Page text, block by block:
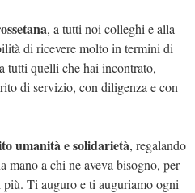
, a tutti noi colleghi e alla
di ricevere molto in termini di
tutti quelli che hai incontrato,
di servizio, con diligenza e con
umanità e solidarietà, regalando
mano a chi ne aveva bisogno, per
Ti auguro e ti auguriamo ogni